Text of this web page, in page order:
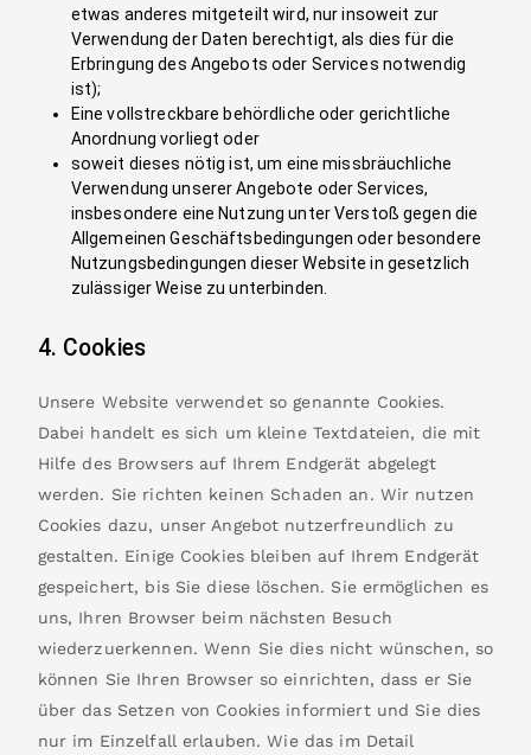
etwas anderes mitgeteilt wird, nur insoweit zur
Verwendung der Daten berechtigt, als dies für die
Erbringung des Angebots oder Services notwendig
ist);
Eine vollstreckbare behördliche oder gerichtliche
Anordnung vorliegt oder
soweit dieses nötig ist, um eine missbräuchliche
Verwendung unserer Angebote oder Services,
insbesondere eine Nutzung unter Verstoß gegen die
Allgemeinen Geschäftsbedingungen oder besondere
Nutzungsbedingungen dieser Website in gesetzlich
zulässiger Weise zu unterbinden.
4. Cookies
Unsere Website verwendet so genannte Cookies.
Dabei handelt es sich um kleine Textdateien, die mit
Hilfe des Browsers auf Ihrem Endgerät abgelegt
werden. Sie richten keinen Schaden an. Wir nutzen
Cookies dazu, unser Angebot nutzerfreundlich zu
gestalten. Einige Cookies bleiben auf Ihrem Endgerät
gespeichert, bis Sie diese löschen. Sie ermöglichen es
uns, Ihren Browser beim nächsten Besuch
wiederzuerkennen. Wenn Sie dies nicht wünschen, so
können Sie Ihren Browser so einrichten, dass er Sie
über das Setzen von Cookies informiert und Sie dies
nur im Einzelfall erlauben. Wie das im Detail